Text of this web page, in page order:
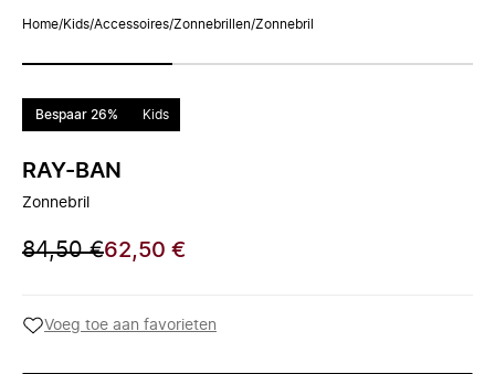
Home/Kids/Accessoires/Zonnebrillen/Zonnebril
Bespaar 26% Kids
RAY-BAN
Zonnebril
84,50 €62,50 €
Voeg toe aan favorieten